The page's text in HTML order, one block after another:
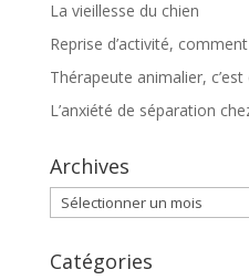
La vieillesse du chien
Reprise d’activité,
Thérapeute animalier, c’est
L’anxiété de séparation
Archives
Archives
Catégories